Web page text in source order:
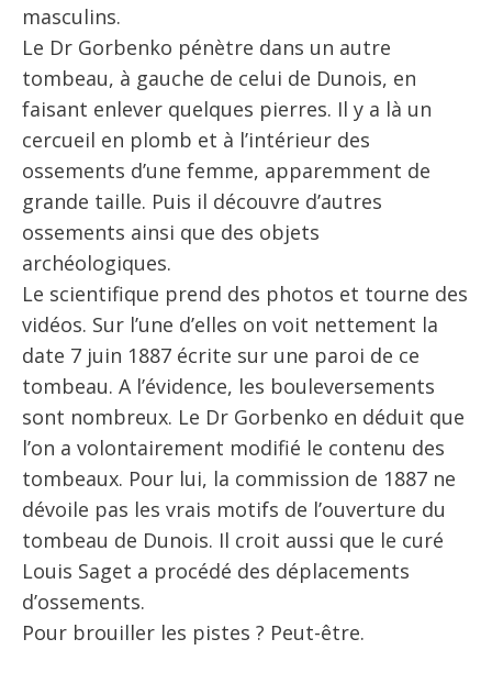
masculins.
Le Dr Gorbenko pénètre dans un autre
tombeau, à gauche de celui de Dunois, en
faisant enlever quelques pierres. Il y a là un
cercueil en plomb et à l’intérieur des
ossements d’une femme, apparemment de
grande taille. Puis il découvre d’autres
ossements ainsi que des objets
archéologiques.
Le scientifique prend des photos et tourne des
vidéos. Sur l’une d’elles on voit nettement la
date 7 juin 1887 écrite sur une paroi de ce
tombeau. A l’évidence, les bouleversements
sont nombreux. Le Dr Gorbenko en déduit que
l’on a volontairement modifié le contenu des
tombeaux. Pour lui, la commission de 1887 ne
dévoile pas les vrais motifs de l’ouverture du
tombeau de Dunois. Il croit aussi que le curé
Louis Saget a procédé des déplacements
d’ossements.
Pour brouiller les pistes ? Peut-être.